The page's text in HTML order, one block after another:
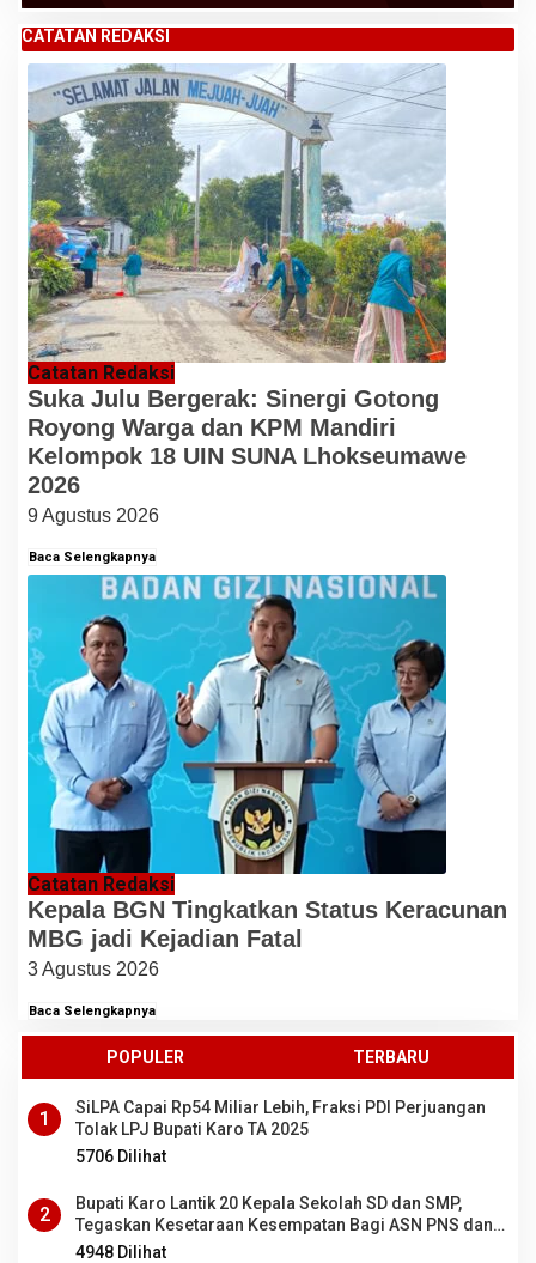
CATATAN REDAKSI
Catatan Redaksi
Suka Julu Bergerak: Sinergi Gotong
Royong Warga dan KPM Mandiri
Kelompok 18 UIN SUNA Lhokseumawe
2026
9 Agustus 2026
Baca Selengkapnya
Catatan Redaksi
Kepala BGN Tingkatkan Status Keracunan
MBG jadi Kejadian Fatal
3 Agustus 2026
Baca Selengkapnya
POPULER TERBARU
1
SiLPA Capai Rp54 Miliar Lebih, Fraksi PDI Perjuangan
Tolak LPJ Bupati Karo TA 2025
5706 Dilihat
2
Bupati Karo Lantik 20 Kepala Sekolah SD dan SMP,
Tegaskan Kesetaraan Kesempatan Bagi ASN PNS dan
PPPK
4948 Dilihat